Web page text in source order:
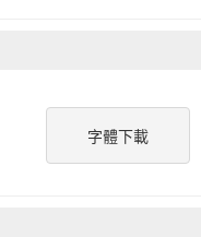
字體下載